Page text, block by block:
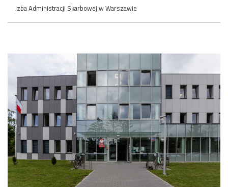
Izba Administracji Skarbowej w Warszawie